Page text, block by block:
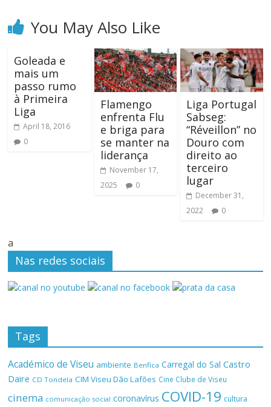
You May Also Like
Goleada e
mais um
passo rumo
à Primeira
Liga
April 18, 2016
0
Flamengo
enfrenta Flu
e briga para
se manter na
liderança
November 17,
2025
0
Liga Portugal
Sabseg:
“Réveillon” no
Douro com
direito ao
terceiro
lugar
December 31,
2022
0
a
Nas redes sociais
Tags
Académico de Viseu ambiente Benfica Carregal do Sal Castro
Daire CD Tondela CIM Viseu Dão Lafões Cine Clube de Viseu
cinema comunicação social coronavírus COVID-19 cultura